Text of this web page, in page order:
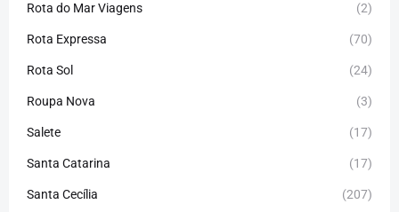
Rota do Mar Viagens (2)
Rota Expressa (70)
Rota Sol (24)
Roupa Nova (3)
Salete (17)
Santa Catarina (17)
Santa Cecília (207)